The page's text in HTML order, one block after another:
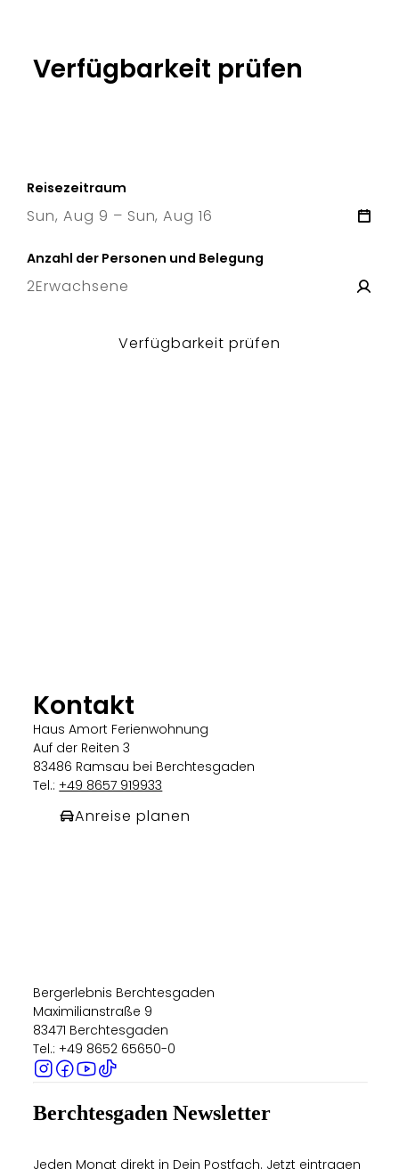
Verfügbarkeit prüfen
Reisezeitraum
Sun, Aug 9 – Sun, Aug 16
Anzahl der Personen und Belegung
2Erwachsene
Verfügbarkeit prüfen
Kontakt
Haus Amort Ferienwohnung
Auf der Reiten 3
83486 Ramsau bei Berchtesgaden
Tel.:+49 8657 919933
Anreise planen
Bergerlebnis Berchtesgaden
Maximilianstraße 9
83471 Berchtesgaden
Tel.: +49 8652 65650-0
Berchtesgaden Newsletter
Jeden Monat direkt in Dein Postfach. Jetzt eintragen